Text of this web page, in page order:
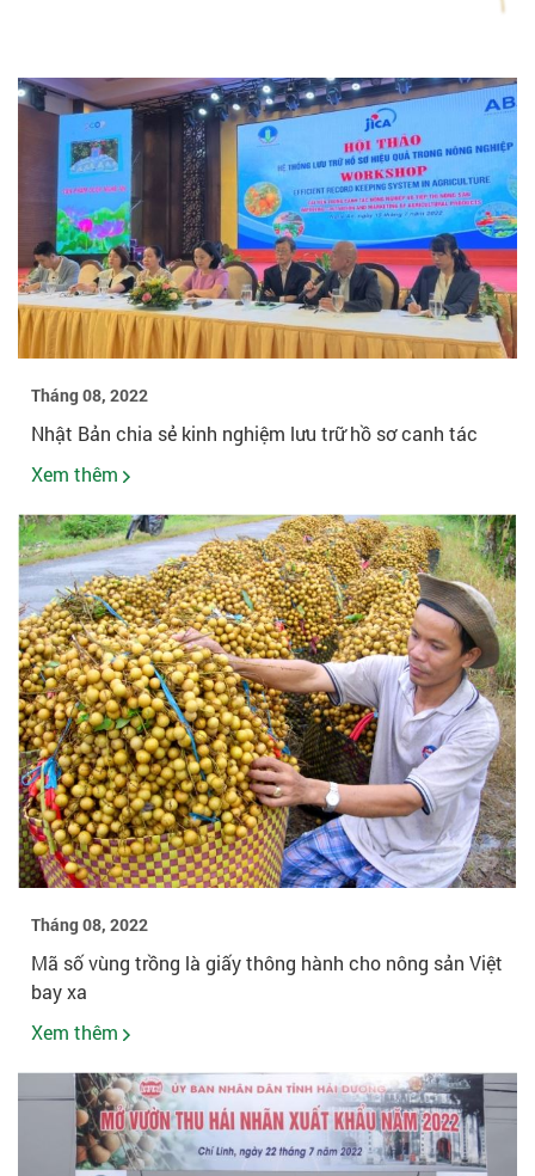
Tháng 08, 2022
Nhật Bản chia sẻ kinh nghiệm lưu trữ hồ sơ canh tác
Xem thêm
Tháng 08, 2022
Mã số vùng trồng là giấy thông hành cho nông sản Việt
bay xa
Xem thêm